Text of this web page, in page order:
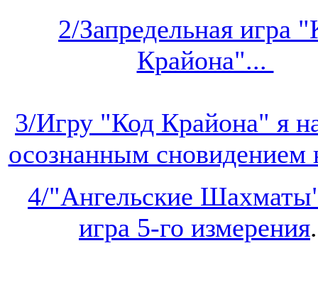
2/Запредельная игра
Крайона"...
3/Игру "Код Крайона" я
осознанным сновидением
4/"Ангельские
игра 5-го измерения